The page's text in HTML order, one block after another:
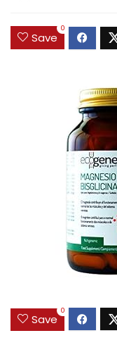
Save
0
Save
0